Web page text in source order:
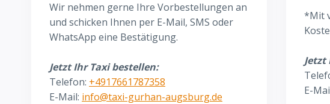
Wir nehmen gerne Ihre Vorbestellungen an
und schicken Ihnen per E-Mail, SMS oder
WhatsApp eine Bestätigung.
Jetzt Ihr Taxi bestellen:
Telefon: +4917661787358
E-Mail: info@taxi-gurhan-augsburg.de
*Mit
E-